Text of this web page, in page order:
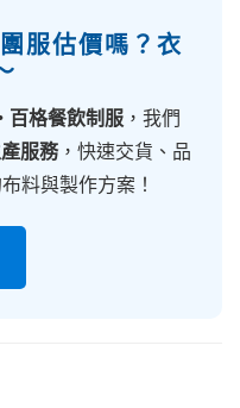
服估價嗎？衣
百格餐飲制服 ，我們
服務，快速交貨、品
料與製作方案！